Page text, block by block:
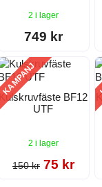
2 i lager
749 kr
KAMPANJ
Kulskruvfäste BF12
UTF
2 i lager
150 kr 75 kr